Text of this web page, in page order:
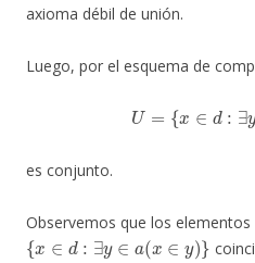
axioma débil de unión.
Luego, por el esquema de
U ∈ y ∈a
es conjunto.
Observemos que los elementos
{x∈d:∃y∈a(x∈y) }